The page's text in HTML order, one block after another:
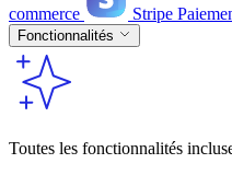
commerce Stripe
Fonctionnalités
Toutes les fonctionnalités